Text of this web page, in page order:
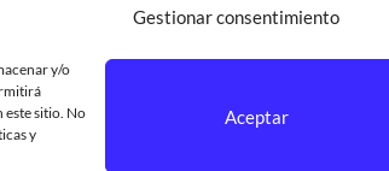
Gestionar consentimiento
y/o
este sitio. No
y
Aceptar